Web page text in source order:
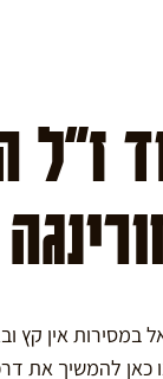
ז"ל
במסירות אין